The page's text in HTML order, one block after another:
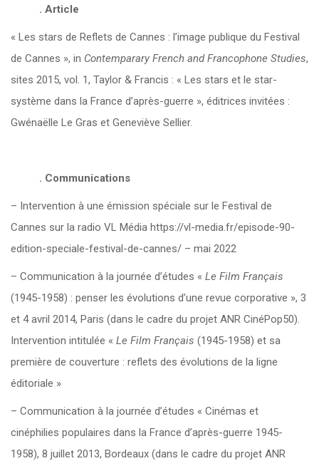
. Article
« Les stars de Reflets de Cannes : l’image publique du Festival
de Cannes », in Contemparary French and Francophone Studies,
sites 2015, vol. 1, Taylor & Francis : « Les stars et le star-
système dans la France d’après-guerre », éditrices invitées :
Gwénaëlle Le Gras et Geneviève Sellier.
. Communications
– Intervention à une émission spéciale sur le Festival de
Cannes sur la radio VL Média https://vl-media.fr/episode-90-
edition-speciale-festival-de-cannes/ – mai 2022
– Communication à la journée d’études « Le Film Français
(1945-1958) : penser les évolutions d’une revue corporative », 3
et 4 avril 2014, Paris (dans le cadre du projet ANR CinéPop50).
Intervention intitulée « Le Film Français (1945-1958) et sa
première de couverture : reflets des évolutions de la ligne
éditoriale »
– Communication à la journée d’études « Cinémas et
cinéphilies populaires dans la France d’après-guerre 1945-
1958), 8 juillet 2013, Bordeaux (dans le cadre du projet ANR